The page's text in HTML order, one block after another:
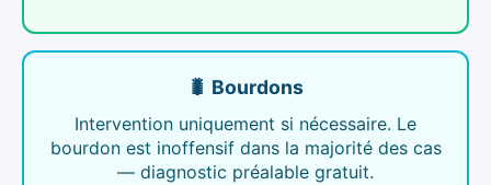
🐛 Bourdons
Intervention uniquement si nécessaire. Le
bourdon est inoffensif dans la majorité des cas
— diagnostic préalable gratuit.